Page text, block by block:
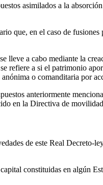
asimilados a la
que, en el caso de
lleve a cabo mediante la
refiere a si el patrimonio
o comanditaria por
anteriormente
en la Directiva de
de este Real Decreto-
constituidas en algún